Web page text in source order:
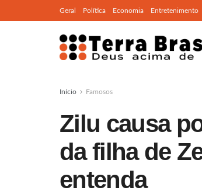
Geral Política Economia Entretenimento
Início Famosos
Zilu causa
da filha de
entenda